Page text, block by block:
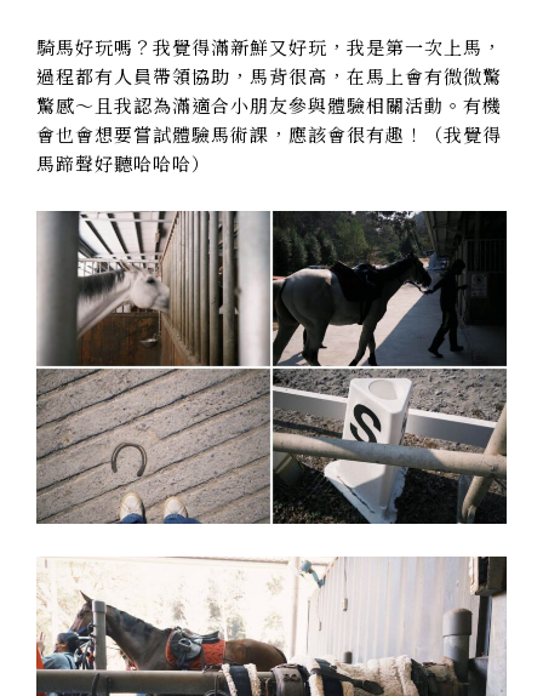
騎馬好玩嗎？我覺得滿新鮮又好玩，我是第一次上馬，
過程都有人員帶領協助，馬背很高，在馬上會有微微驚
驚感～且我認為滿適合小朋友參與體驗相關活動。有機
會也會想要嘗試體驗馬術課，應該會很有趣！（我覺得
馬蹄聲好聽哈哈哈）